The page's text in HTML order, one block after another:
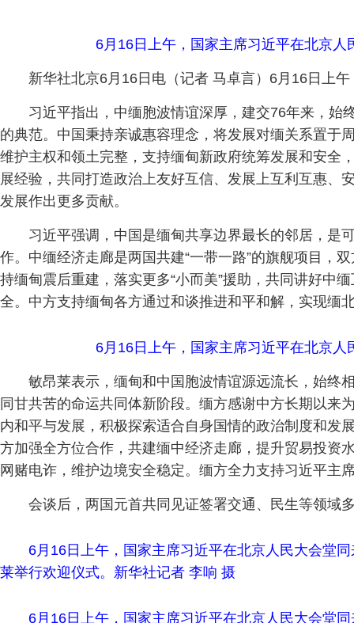
6月16日上午，国家主席习近平在北京
新华社北京6月16日电（记者 马卓言）6月16日上
习近平指出，中缅胞波情谊深厚，建交76年来，始
的典范。中国秉持亲诚惠容理念，将发展对缅关系置于
维护主权和领土完整，支持缅甸新政府统筹发展和安全
展经验，共同打造政治上友好互信、发展上互利互惠、
发展作出更多贡献。
习近平强调，中国是缅甸共享边界最长的邻居，是
作。中缅经济走廊是两国共建“一带一路”的旗舰项目，
持缅甸震后重建，落实更多“小而美”援助，共同讲好中
全。中方支持缅甸各方通过和谈推进和平和解，实现缅
6月16日上午，国家主席习近平在北京
敏昂莱表示，缅甸和中国胞波情谊源远流长，始终
同甘共苦的命运共同体新阶段。缅方感谢中方长期以
内和平与发展，积极探索适合自身国情的政治制度和发
方加强全方位合作，共建缅中经济走廊，提升贸易投资
网赌电诈，维护边境安全稳定。缅方全力支持习近平主
会谈后，两国元首共同见证签署交通、民生等领域
6月16日上午，国家主席习近平在北京人民大会堂
莱举行欢迎仪式。新华社记者 李响 摄
6月16日上午，国家主席习近平在北京人民大会堂